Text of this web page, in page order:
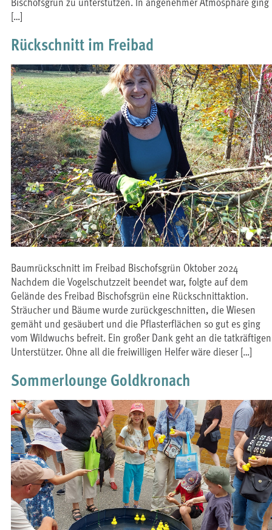
[…]
Rückschnitt im Freibad
Baumrückschnitt im Freibad Bischofsgrün Oktober 2024
Nachdem die Vogelschutzzeit beendet war, folgte auf dem
Gelände des Freibad Bischofsgrün eine Rückschnittaktion.
Sträucher und Bäume wurde zurückgeschnitten, die Wiesen
gemäht und gesäubert und die Pflasterflächen so gut es ging
vom Wildwuchs befreit. Ein großer Dank geht an die tatkräftigen
Unterstützer. Ohne all die freiwilligen Helfer wäre dieser […]
Sommerlounge Goldkronach